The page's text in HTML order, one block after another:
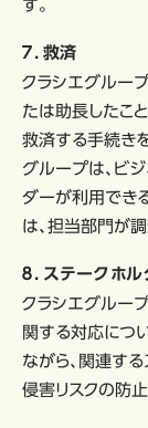
す。
７．救済
クラシエグルー
たは助長したこ
救済する手続き
グループは、ビ
ダーが利用でき
は、担当部門が
８．ステークホ
クラシエグルー
関する対応につ
ながら、関連す
侵害リスクの防